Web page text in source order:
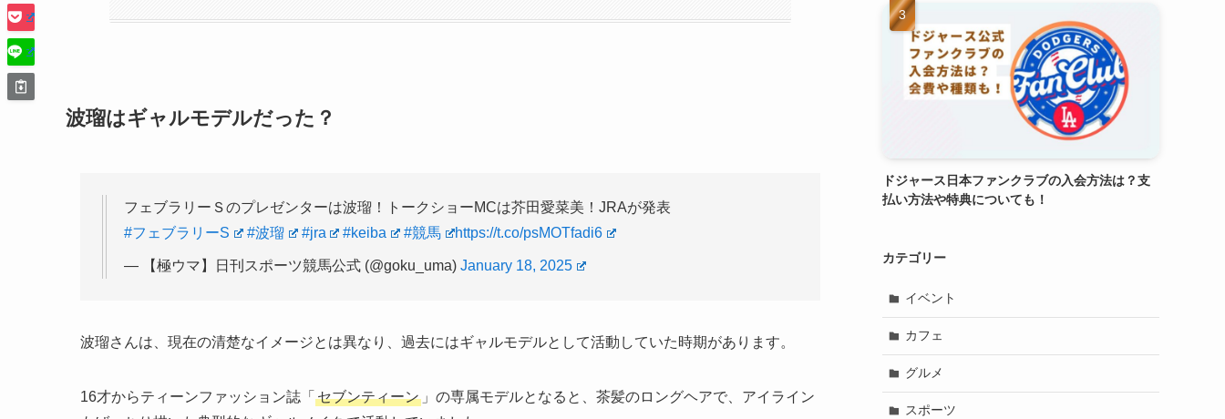
波瑠はギャルモデルだった？
フェブラリーＳのプレゼンターは波瑠！トークショーMCは芥田愛菜美！JRAが発表
#フェブラリーS
#波瑠 #jra #keiba #競馬 https://t.co/psMOTfadi6
— 【極ウマ】日刊スポーツ競馬公式 (@goku_uma) January 18, 2025
波瑠さんは、現在の清楚なイメージとは異なり、過去にはギャルモデルとして活動していた時期があります。
16才からティーンファッション誌「 セブンティーン 」の専属モデルとなると、茶髪のロングヘアで、アイライン
ドジャース日本ファンクラブの入会方法は？支
払い方法や特典についても！
カテゴリー
イベント
カフェ
グルメ
スポーツ